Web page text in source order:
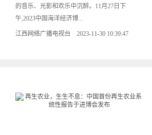
的音乐、光影和欢乐中沉醉。11月27日下
午,2023中国海洋经济博...
江西网络广播电视台 2023-11-30 10:39:47